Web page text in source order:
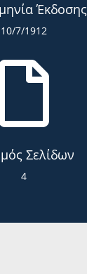
Έκδοσης
10/7/1912

Σελίδων
4